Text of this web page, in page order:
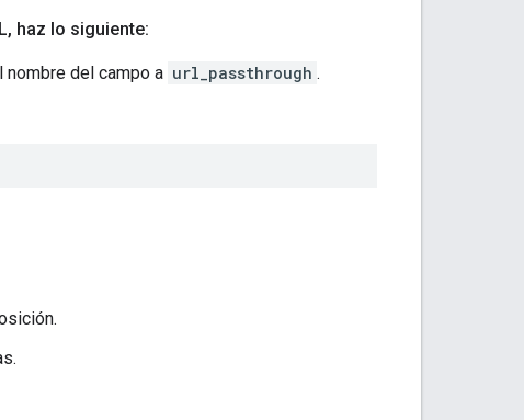
, haz lo siguiente:
nombre del campo a url_passthrough .